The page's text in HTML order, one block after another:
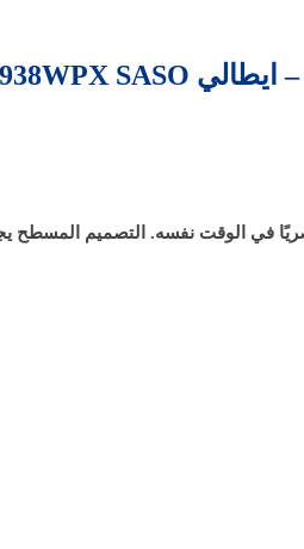
في الوقت نفسه. التصميم المسطح